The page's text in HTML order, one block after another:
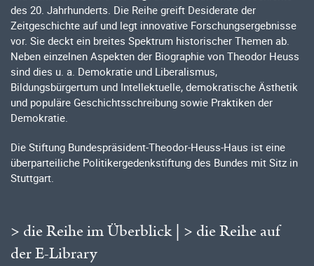
des 20. Jahrhunderts. Die Reihe greift Desiderate der
Zeitgeschichte auf und legt innovative Forschungsergebnisse
vor. Sie deckt ein breites Spektrum historischer Themen ab.
Neben einzelnen Aspekten der Biographie von Theodor Heuss
sind dies u. a. Demokratie und Liberalismus,
Bildungsbürgertum und Intellektuelle, demokratische Ästhetik
und populäre Geschichtsschreibung sowie Praktiken der
Demokratie.
Die Stiftung Bundespräsident-Theodor-Heuss-Haus ist eine
überparteiliche Politikergedenkstiftung des Bundes mit Sitz in
Stuttgart.
> die Reihe im Überblick| > die Reihe auf
der E-Library